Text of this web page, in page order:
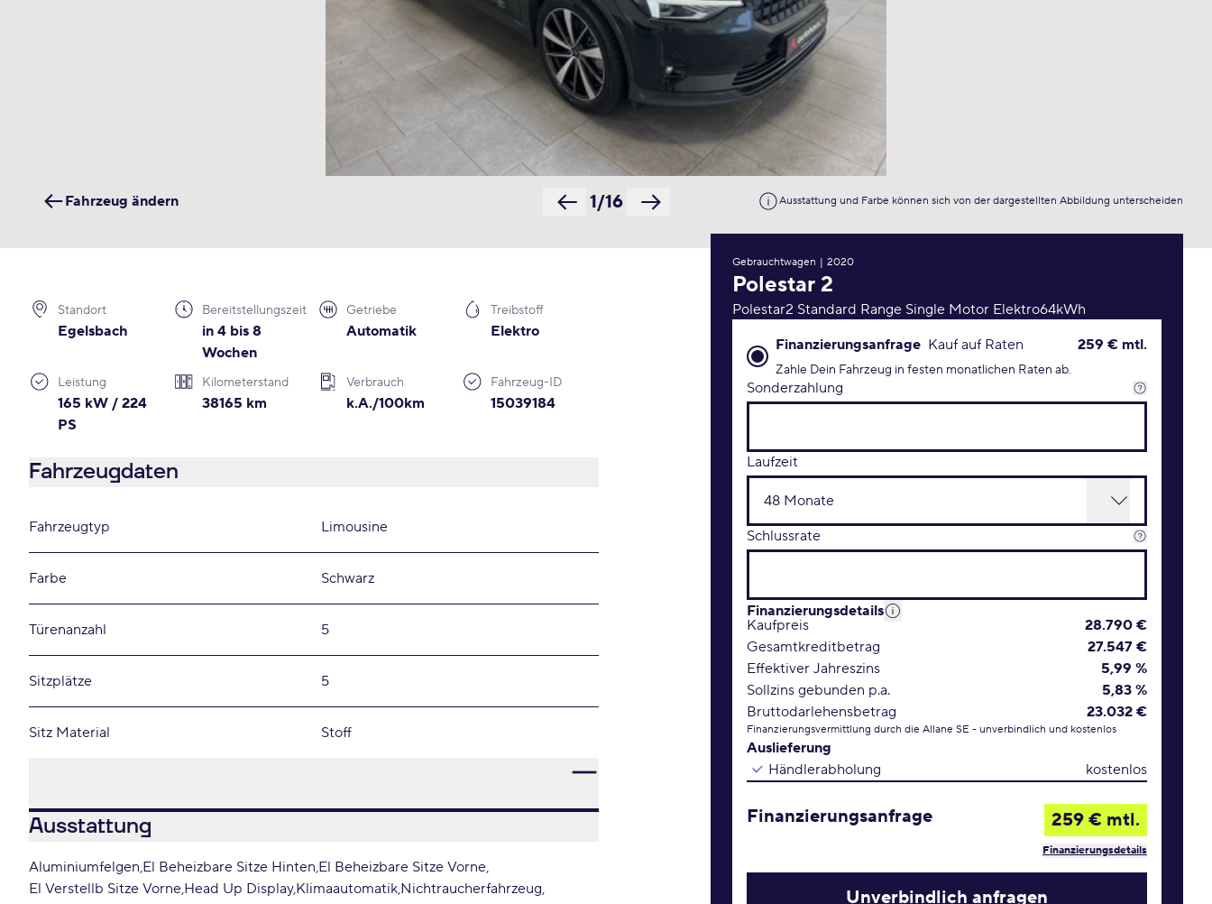
Ausstattung und Farbe können sich von der dargestellten Abbildung unterscheiden
1/16
Fahrzeug ändern
Gebrauchtwagen | 2020
Polestar2
Polestar2 Standard Range Single Motor Elektro64kWh
Finanzierungsanfrage Konditionen
Finanzierungsanfrage Kauf auf Raten
Zahle Dein Fahrzeug in festen monatlichen Raten ab.
259 € mtl.
Sonderzahlung
Laufzeit
Schlussrate
Finanzierungsdetails
Kaufpreis
28.790 €
Gesamtkreditbetrag
27.547 €
Effektiver Jahreszins
5,99 %
Sollzins gebunden p.a.
5,83 %
Bruttodarlehensbetrag
23.032 €
Finanzierungsvermittlung durch die Allane SE - unverbindlich und kostenlos
Auslieferung
Händlerabholung
kostenlos
Finanzierungsanfrage 259 € mtl.
Finanzierungsdetails
Unverbindlich anfragen
Standort
Egelsbach
Bereitstellungszeit
in 4 bis 8
Wochen
Getriebe
Automatik
Treibstoff
Elektro
Leistung
165 kW / 224
PS
Kilometerstand
38165 km
Verbrauch
k.A./100km
Fahrzeug-ID
15039184
Fahrzeugdaten
Fahrzeugtyp Limousine
Farbe Schwarz
Türenanzahl 5
Sitzplätze 5
Sitz Material Stoff
Ausstattung
Aluminiumfelgen El Beheizbare Sitze Hinten El Beheizbare Sitze Vorne
El Verstellb Sitze Vorne Head Up Display Klimaautomatik Nichtraucherfahrzeug